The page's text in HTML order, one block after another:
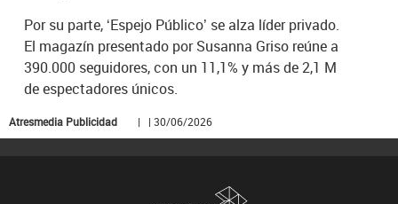
Por su parte, ‘Espejo Público’ se alza líder privado.
El magazín presentado por Susanna Griso reúne a
390.000 seguidores, con un 11,1% y más de 2,1 M
de espectadores únicos.
Atresmedia Publicidad | | 30/06/2026